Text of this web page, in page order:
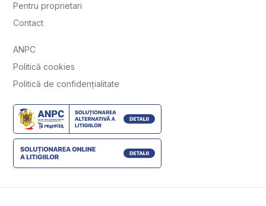
Pentru proprietari
Contact
ANPC
Politică cookies
Politică de confidențialitate